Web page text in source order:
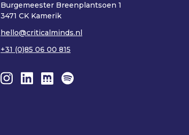
Burgemeester Breenplantsoen 1
3471 CK Kamerik
hello@criticalminds.nl
+31 (0)85 06 00 815